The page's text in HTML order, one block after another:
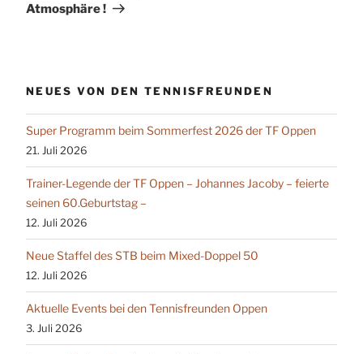
Atmosphäre !
NEUES VON DEN TENNISFREUNDEN
Super Programm beim Sommerfest 2026 der TF Oppen
21. Juli 2026
Trainer-Legende der TF Oppen – Johannes Jacoby – feierte
seinen 60.Geburtstag –
12. Juli 2026
Neue Staffel des STB beim Mixed-Doppel 50
12. Juli 2026
Aktuelle Events bei den Tennisfreunden Oppen
3. Juli 2026